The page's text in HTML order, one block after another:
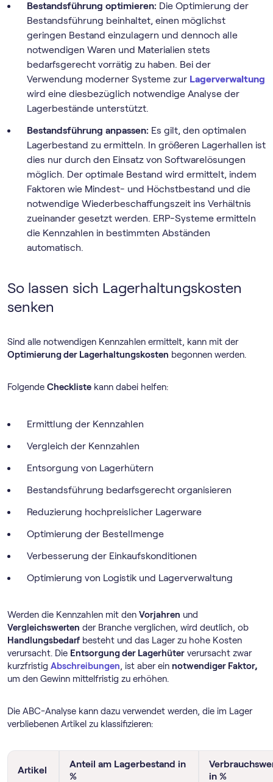
Bestandsführung optimieren: Die Optimierung der
Bestandsführung beinhaltet, einen möglichst
geringen Bestand einzulagern und dennoch alle
notwendigen Waren und Materialien stets
bedarfsgerecht vorrätig zu haben. Bei der
Verwendung moderner Systeme zur Lagerverwaltung
wird eine diesbezüglich notwendige Analyse der
Lagerbestände unterstützt.
Bestandsführung anpassen: Es gilt, den optimalen
Lagerbestand zu ermitteln. In größeren Lagerhallen ist
dies nur durch den Einsatz von Softwarelösungen
möglich. Der optimale Bestand wird ermittelt, indem
Faktoren wie Mindest- und Höchstbestand und die
notwendige Wiederbeschaffungszeit ins Verhältnis
zueinander gesetzt werden. ERP-Systeme ermitteln
die Kennzahlen in bestimmten Abständen
automatisch.
So lassen sich Lagerhaltungskosten
senken
Sind alle notwendigen Kennzahlen ermittelt, kann mit der
Optimierung der Lagerhaltungskosten begonnen werden.
Folgende Checkliste kann dabei helfen:
Ermittlung der Kennzahlen
Vergleich der Kennzahlen
Entsorgung von Lagerhütern
Bestandsführung bedarfsgerecht organisieren
Reduzierung hochpreislicher Lagerware
Optimierung der Bestellmenge
Verbesserung der Einkaufskonditionen
Optimierung von Logistik und Lagerverwaltung
Werden die Kennzahlen mit den Vorjahren und
Vergleichswerten der Branche verglichen, wird deutlich, ob
Handlungsbedarf besteht und das Lager zu hohe Kosten
verursacht. Die Entsorgung der Lagerhüter verursacht zwar
kurzfristig Abschreibungen, ist aber ein notwendiger Faktor,
um den Gewinn mittelfristig zu erhöhen.
Die ABC-Analyse kann dazu verwendet werden, die im Lager
verbliebenen Artikel zu klassifizieren:
Artikel
Anteil am Lagerbestand in
%
in %